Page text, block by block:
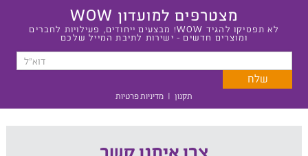
מצטרפים למועדון WOW
לא תפסיקו להגיד WOW! מבצעים ייחודים, פעילויות לחברים
ומוצרים חדשים - ישירות לתיבת המייל שלכם
תקנון | מדיניות פרטיות
צרו איתנו קשר